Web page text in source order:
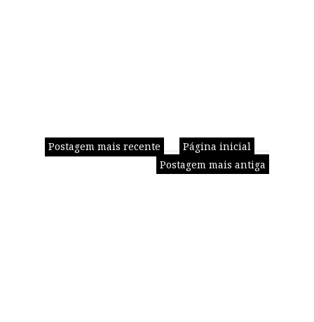
Postagem mais recente
Postagem mais antiga
Página inicial